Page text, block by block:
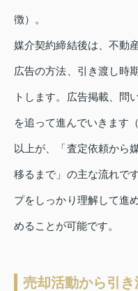
徴）。
媒介契約締結後は、不動
広告の方法、引き渡し時
トします。広告掲載、問
を追って進んでいきます
以上が、「査定依頼から
移るまで」の主な流れで
プをしっかり理解して進
めることが可能です。
売却活動から引